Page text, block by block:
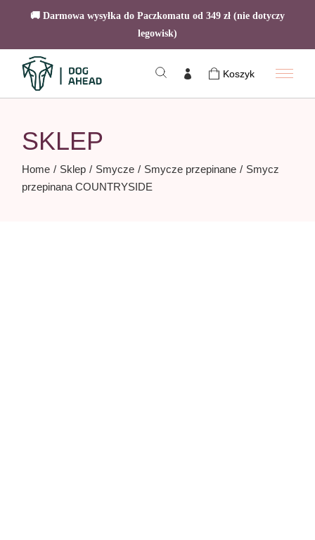
🚚 Darmowa wysyłka do Paczkomatu od 349 zł (nie dotyczy
legowisk)
content
Koszyk
SKLEP
Home Sklep Smycze Smycze przepinane
Smycz
przepinana COUNTRYSIDE